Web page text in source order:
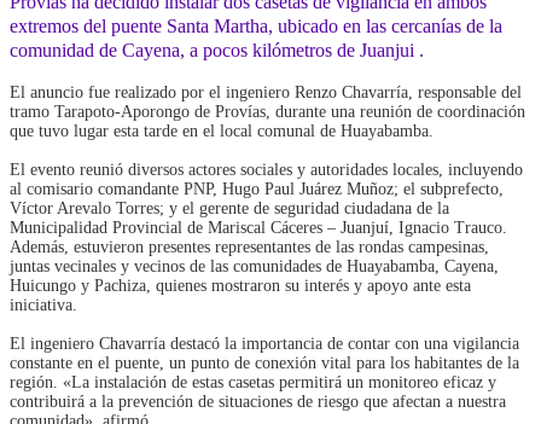
extremos del puente Santa Martha, ubicado en las cercanías de la
comunidad de Cayena, a pocos kilómetros de Juanjui .
El anuncio fue realizado por el ingeniero Renzo Chavarría, responsable del
tramo Tarapoto-Aporongo de Provías, durante una reunión de coordinación
que tuvo lugar esta tarde en el local comunal de Huayabamba.
El evento reunió diversos actores sociales y autoridades locales, incluyendo
al comisario comandante PNP, Hugo Paul Juárez Muñoz; el subprefecto,
Víctor Arevalo Torres; y el gerente de seguridad ciudadana de la
Municipalidad Provincial de Mariscal Cáceres – Juanjuí, Ignacio Trauco.
Además, estuvieron presentes representantes de las rondas campesinas,
juntas vecinales y vecinos de las comunidades de Huayabamba, Cayena,
Huicungo y Pachiza, quienes mostraron su interés y apoyo ante esta
iniciativa.
El ingeniero Chavarría destacó la importancia de contar con una vigilancia
constante en el puente, un punto de conexión vital para los habitantes de la
región. «La instalación de estas casetas permitirá un monitoreo eficaz y
contribuirá a la prevención de situaciones de riesgo que afectan a nuestra